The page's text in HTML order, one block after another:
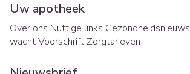
Uw apotheek
Over ons Nuttige links Gezondheidsnieuws
wachtVoorschrift Zorgtarieven